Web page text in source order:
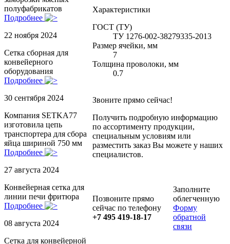
полуфабрикатов
Подробнее
22 ноября 2024
Сетка сборная для
конвейерного
оборудования
Подробнее
30 сентября 2024
Компания SETKA77
изготовила цепь
транспортера для сбора
яйца шириной 750 мм
Подробнее
27 августа 2024
Конвейерная сетка для
линии печи фритюра
Подробнее
08 августа 2024
Сетка для конвейерной
Характеристики
ГОСТ (ТУ)
ТУ 1276-002-38279335-2013
Размер ячейки, мм
7
Толщина проволоки, мм
0.7
Звоните прямо сейчас!
Получить подробную информацию
по ассортименту продукции,
специальным условиям или
разместить заказ Вы можете у наших
специалистов.
Позвоните прямо
сейчас по телефону
+7 495 419-18-17
Заполните
облегченную
Форму
обратной
связи